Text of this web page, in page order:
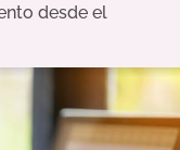
desde el